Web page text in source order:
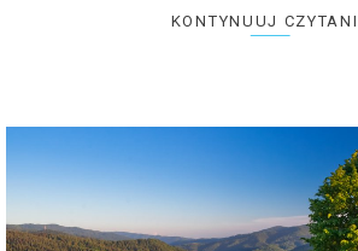
KONTYNUUJ